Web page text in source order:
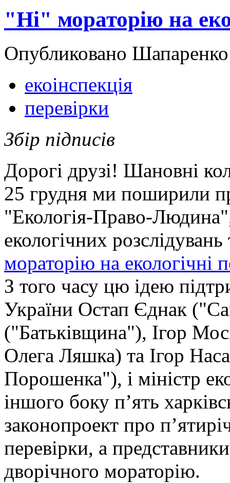
"Ні" мораторію на
Опубликовано
екоінспекція
перевірки
Збір підписів
Дорогі друзі! Шановні
25 грудня ми поширили
"Екологія-Право-
екологічних
мораторію на екологічні
З того часу цю ідею
України Остап Єднак
("Батьківщина"), Ігор
Олега Ляшка) та Ігор
Порошенка"), і міністр
іншого боку п’ять
законопроект про
перевірки, а
дворічного мораторію.